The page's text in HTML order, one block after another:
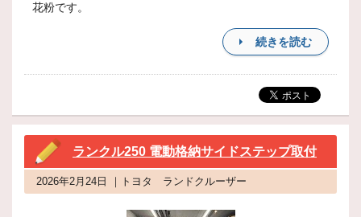
花粉です。
続きを読む
ランクル250 電動格納サイドステップ取付
2026年2月24日 ｜トヨタ ランドクルーザー